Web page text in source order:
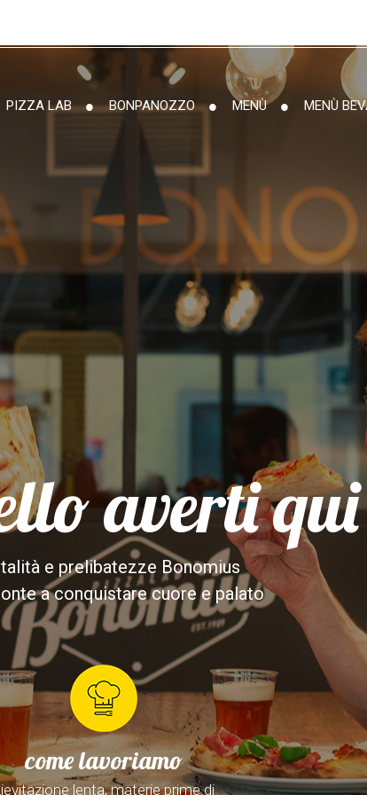
PIZZA LAB BONPANOZZO MENÙ MENÙ
e prelibatezze Bonomius
a conquistare cuore e palato
averti qui
come lavoriamo
lenta, materie prime di